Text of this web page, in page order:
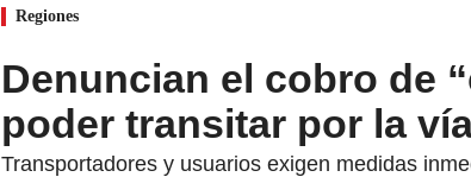
Regiones
Denuncian el cobro de
poder transitar por la
Transportadores y usuarios exigen medidas